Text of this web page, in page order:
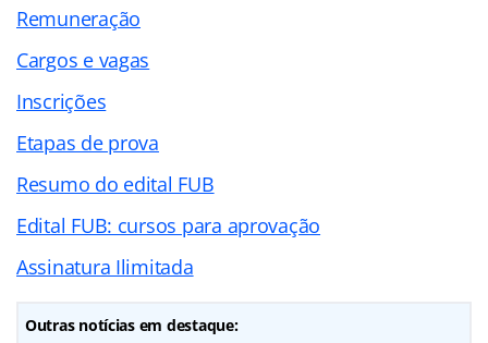
Remuneração
Cargos e vagas
Inscrições
Etapas de prova
Resumo do edital FUB
Edital FUB: cursos para aprovação
Assinatura Ilimitada
Outras notícias em destaque: